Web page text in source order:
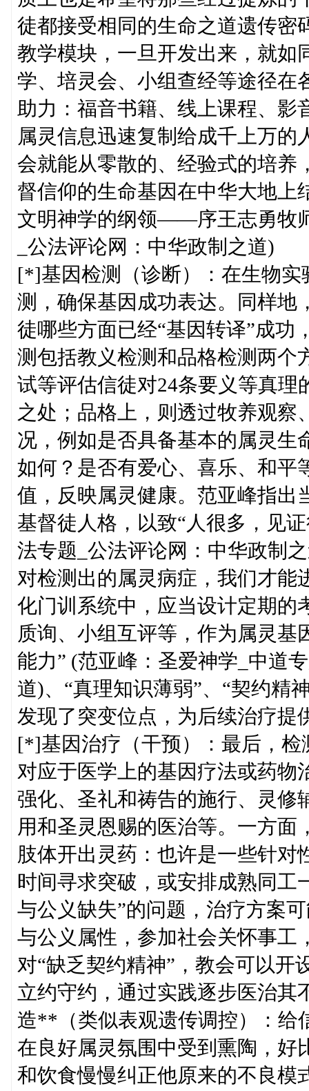
徒都接受相同的生命之道遗传密
教学模块，一旦开发出来，就如
学、培灵会、小组查经等途径在
助力：福音书籍、线上课程、影
属灵信息迅速复制给成千上万
会就能从零散的、经验式的培养
督信仰的生命基因在中华大地上
文明神学的纲领——序王志勇牧
_公法评论网：中华政制之道)
[*]基因检测（诊断）：在生物
测，确保基因成功表达。同样地
徒哪些方面已经“基因转译”成功
测包括教义检测和品格检测两个
试等评估信徒对24条要义等真
之处；品格上，则透过牧养观察
况，例如是否具备基本的属灵
如何？是否有爱心、喜乐、和平
值，反映属灵健康。范亚峰指出
基督徒人格，以致“人很多，见
法专题_公法评论网：中华政制
对检测出的属灵病症，我们才能
化门训系统中，应当设计定期的
质询、小组互评等，作为属灵基
能力” (范亚峰：圣爱神学_中道
道)、“真理知识薄弱”、“契约精
发现了突变位点，为后续治疗提
[*]基因治疗（干预）：最后，
对应于医学上的基因疗法或药物
强化、圣礼和祷告的施行、灵修
用和圣灵恩赐的医治等。一方面
肢体开出灵药：也许是一些针对
时间寻求突破，或安排成熟同
与公义缺失”的问题，治疗方案
与公义属性，参加社会关怀事工
对“缺乏契约精神”，教会可以开
立约守约，通过实践逐步医治其
造**（类似表观遗传调控）：给
在良好属灵氛围中受到熏陶，好
和饮食慢慢纠正他原来的不良